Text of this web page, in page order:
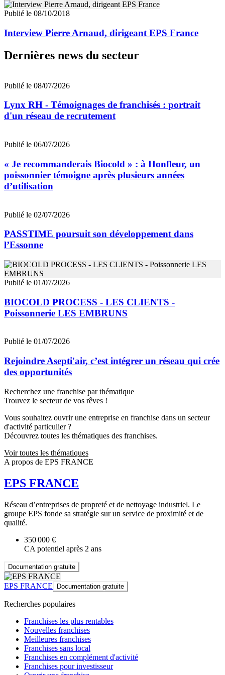
Publié le 08/10/2018
Interview Pierre Arnaud, dirigeant EPS France
Dernières news du secteur
Publié le 08/07/2026
Lynx RH - Témoignages de franchisés : portrait
d'un réseau de recrutement
Publié le 06/07/2026
« Je recommanderais Biocold » : à Honfleur, un
poissonnier témoigne après plusieurs années
d’utilisation
Publié le 02/07/2026
PASSTIME poursuit son développement dans
l’Essonne
Publié le 01/07/2026
BIOCOLD PROCESS - LES CLIENTS -
Poissonnerie LES EMBRUNS
Publié le 01/07/2026
Rejoindre Asepti'air, c’est intégrer un réseau qui crée
des opportunités
Recherchez une franchise par thématique
Trouvez le secteur de vos rêves !
Vous souhaitez ouvrir une entreprise en franchise dans un secteur
d'activité particulier ?
Découvrez toutes les thématiques des franchises.
Voir toutes les thématiques
A propos de EPS FRANCE
EPS FRANCE
Réseau d’entreprises de propreté et de nettoyage industriel. Le
groupe EPS fonde sa stratégie sur un service de proximité et de
qualité.
350 000 €
CA potentiel après 2 ans
Documentation gratuite
EPS FRANCE Documentation gratuite
Recherches populaires
Franchises les plus rentables
Nouvelles franchises
Meilleures franchises
Franchises sans local
Franchises en complément d'activité
Franchises pour investisseur